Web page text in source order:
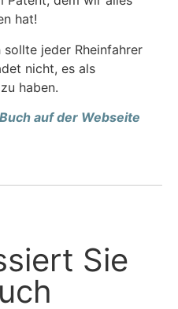
hat!
sollte jeder Rheinfahrer
nicht, es als
haben.
auf der Webseite
Sie